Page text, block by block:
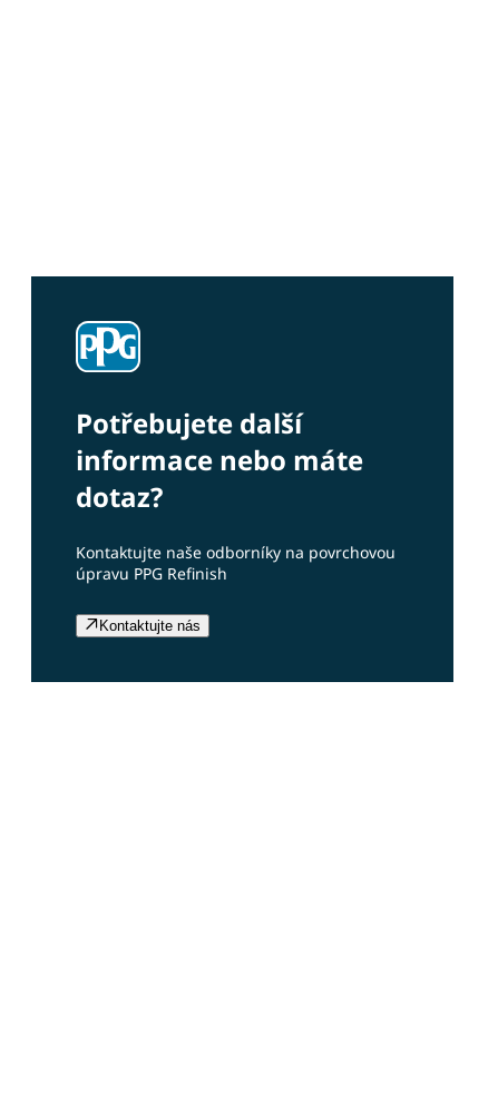
Potřebujete další
informace nebo máte
dotaz?
Kontaktujte naše odborníky na povrchovou
úpravu PPG Refinish
Kontaktujte nás